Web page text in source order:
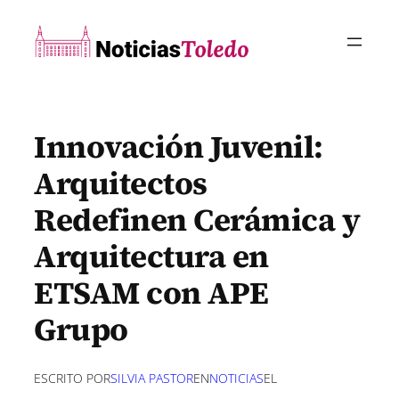
contenido
Innovación Juvenil:
Arquitectos
Redefinen Cerámica y
Arquitectura en
ETSAM con APE
Grupo
ESCRITO PORSILVIA PASTORENNOTICIASEL